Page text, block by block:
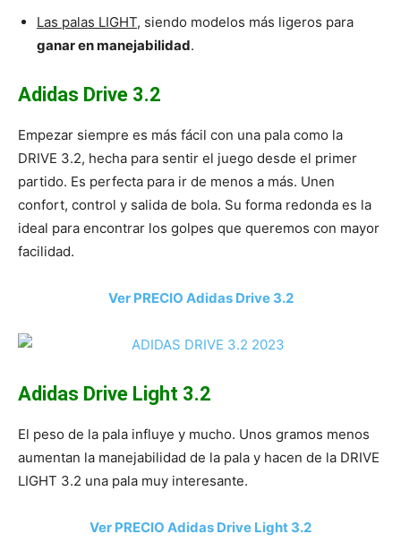
Las palas LIGHT, siendo modelos más ligeros para
ganar en manejabilidad.
Adidas Drive 3.2
Empezar siempre es más fácil con una pala como la
DRIVE 3.2, hecha para sentir el juego desde el primer
partido. Es perfecta para ir de menos a más. Unen
confort, control y salida de bola. Su forma redonda es la
ideal para encontrar los golpes que queremos con mayor
facilidad.
Ver PRECIO Adidas Drive 3.2
Adidas Drive Light 3.2
El peso de la pala influye y mucho. Unos gramos menos
aumentan la manejabilidad de la pala y hacen de la DRIVE
LIGHT 3.2 una pala muy interesante.
Ver PRECIO Adidas Drive Light 3.2